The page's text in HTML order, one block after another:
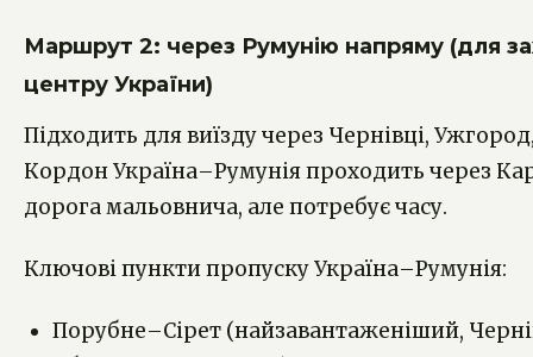
Маршрут 2: через Румунію напряму (для
центру України)
Підходить для виїзду через Чернівці,
Кордон Україна–Румунія проходить через
дорога мальовнича, але потребує часу.
Ключові пункти пропуску Україна–Румунія:
Порубне–Сірет (найзавантаженіший,